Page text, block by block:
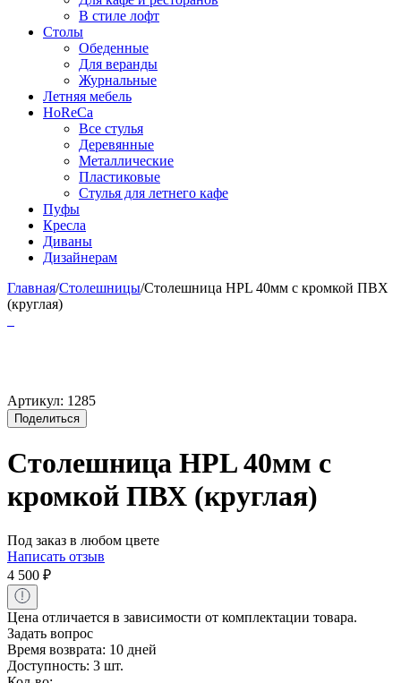
В стиле лофт
Столы
Обеденные
Для веранды
Журнальные
Летняя мебель
HoReCa
Все стулья
Деревянные
Металлические
Пластиковые
Стулья для летнего кафе
Пуфы
Кресла
Диваны
Дизайнерам
Главная/Столешницы/Столешница HPL 40мм с кромкой ПВХ
(круглая)
Артикул: 1285
Поделиться
Столешница HPL 40мм с
кромкой ПВХ (круглая)
Под заказ в любом цвете
Написать отзыв
4 500 ₽
Цена отличается в зависимости от комплектации товара.
Задать вопрос
Время возврата: 10 дней
Доступность: 3 шт.